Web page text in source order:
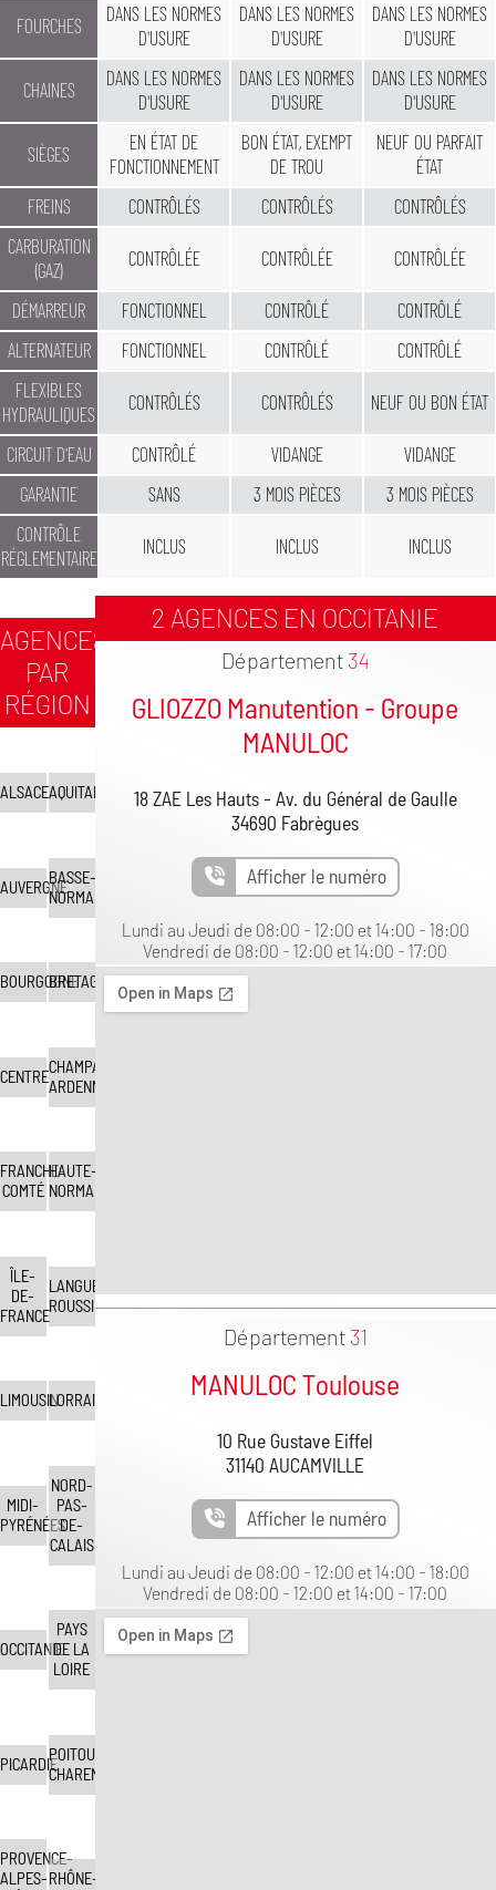
FOURCHES
DANS LES NORMES
D'USURE
DANS LES NORMES
D'USURE
DANS LES NORMES
D'USURE
CHAINES
DANS LES NORMES
D'USURE
DANS LES NORMES
D'USURE
DANS LES NORMES
D'USURE
SIÈGES
EN ÉTAT DE
FONCTIONNEMENT
BON ÉTAT, EXEMPT
DE TROU
NEUF OU PARFAIT
ÉTAT
FREINS
CONTRÔLÉS CONTRÔLÉS
CONTRÔLÉS
CARBURATION
(GAZ)
CONTRÔLÉE CONTRÔLÉE CONTRÔLÉE
DÉMARREUR FONCTIONNEL CONTRÔLÉ
CONTRÔLÉ
ALTERNATEUR
FONCTIONNEL CONTRÔLÉ
CONTRÔLÉ
FLEXIBLES
HYDRAULIQUES
CONTRÔLÉS CONTRÔLÉS NEUF OU BON ÉTAT
CIRCUIT D'EAU CONTRÔLÉ VIDANGE
VIDANGE
GARANTIE
SANS 3 MOIS PIÈCES
3 MOIS PIÈCES
CONTRÔLE
RÉGLEMENTAIRE
INCLUS INCLUS INCLUS
AGENCES
PAR
RÉGION
ALSACEAQUITAINE
AUVERGNEBASSE-
NORMANDIE
BOURGOGNEBRETAGNE
CENTRECHAMPAGNE-
ARDENNE
FRANCHE-
COMTÉ
HAUTE-
NORMANDIE
ÎLE-
DE-
FRANCE
LANGUEDOC-
ROUSSILLON
LIMOUSINLORRAINE
MIDI-
PYRÉNÉES
NORD-
PAS-
DE-
CALAIS
OCCITANIE
PAYS
DE LA
LOIRE
PICARDIEPOITOU-
CHARENTES
PROVENCE-
ALPES-RHÔNE-
2 AGENCES EN OCCITANIE
Département 34
GLIOZZO Manutention - Groupe
MANULOC
18 ZAE Les Hauts - Av. du Général de Gaulle
34690 Fabrègues
Afficher le numéro
Lundi au Jeudi de 08:00 - 12:00 et 14:00 - 18:00
Vendredi de 08:00 - 12:00 et 14:00 - 17:00
Département 31
MANULOC Toulouse
10 Rue Gustave Eiffel
31140 AUCAMVILLE
Afficher le numéro
Lundi au Jeudi de 08:00 - 12:00 et 14:00 - 18:00
Vendredi de 08:00 - 12:00 et 14:00 - 17:00